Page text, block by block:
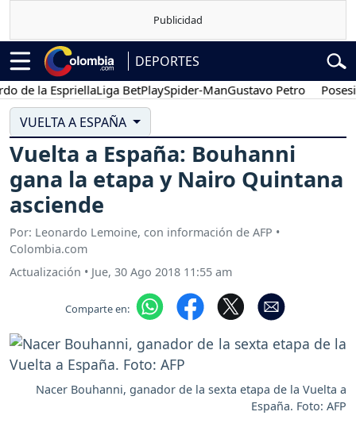
DEPORTES
la EspriellaLiga BetPlaySpider-ManGustavo Petro Posesión
VUELTA A ESPAÑA
Vuelta a España: Bouhanni
gana la etapa y Nairo Quintana
asciende
Por: Leonardo Lemoine, con información de AFP •
Colombia.com
Actualización • Jue, 30 Ago 2018 11:55 am
Comparte en:
Nacer Bouhanni, ganador de la sexta etapa de la Vuelta a
España. Foto: AFP